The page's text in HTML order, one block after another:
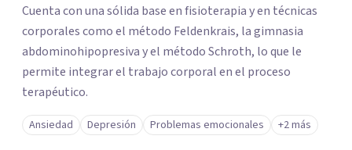
Cuenta con una sólida base en fisioterapia y en técnicas
corporales como el método Feldenkrais, la gimnasia
abdominohipopresiva y el método Schroth, lo que le
permite integrar el trabajo corporal en el proceso
terapéutico.
Ansiedad Depresión Problemas emocionales +2 más